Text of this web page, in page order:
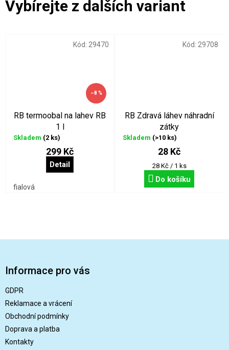
–8 %
RB termoobal na lahev RB
1 l
Skladem (2 ks)
299 Kč
Detail
fialová
Kód: 29470
RB Zdravá láhev náhradní
zátky
Skladem (>10 ks)
28 Kč
Měrná
cena:
28 Kč / 1 ks
Do košíku
Kód: 29708
Informace pro vás
GDPR
Reklamace a vrácení
Obchodní podmínky
Doprava a platba
Kontakty